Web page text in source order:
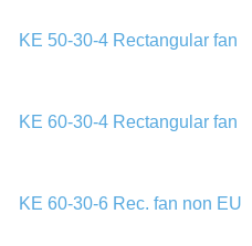
KE 50-30-4 Rectangular fan
KE 60-30-4 Rectangular fan
KE 60-30-6 Rec. fan non EU